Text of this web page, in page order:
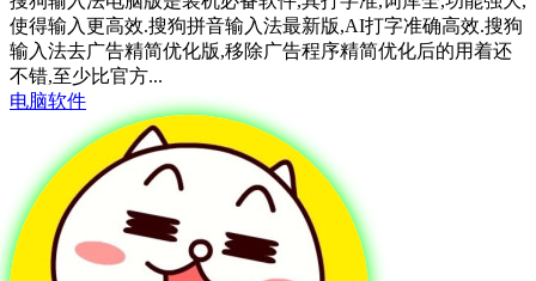
使得输入更高效.搜狗拼音输入法最新版,AI打字准确高效.搜狗
输入法去广告精简优化版,移除广告程序精简优化后的用着还
不错,至少比官方...
电脑软件